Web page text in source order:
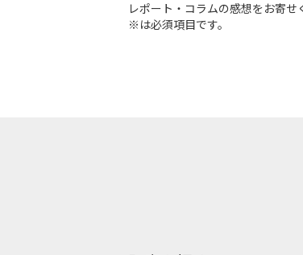
レポート・コラムの感想をお寄せ
※は必須項目です。